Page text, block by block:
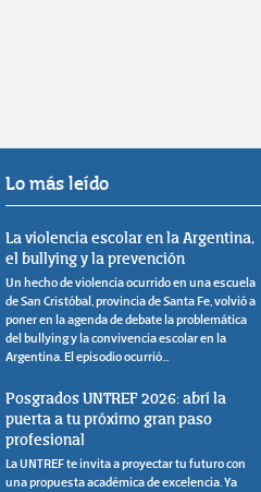
Lo más leído
La violencia escolar en la Argentina,
el bullying y la prevención
Un hecho de violencia ocurrido en una escuela
de San Cristóbal, provincia de Santa Fe, volvió a
poner en la agenda de debate la problemática
del bullying y la convivencia escolar en la
Argentina. El episodio ocurrió...
Posgrados UNTREF 2026: abrí la
puerta a tu próximo gran paso
profesional
La UNTREF te invita a proyectar tu futuro con
una propuesta académica de excelencia. Ya